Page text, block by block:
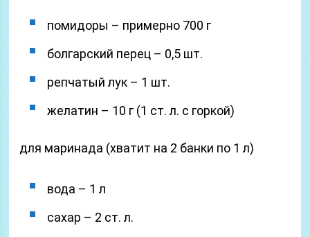
помидоры – примерно 700 г
болгарский перец – 0,5 шт.
репчатый лук – 1 шт.
желатин – 10 г (1 ст. л. с горкой)
для маринада (хватит на 2 банки по 1 л)
вода – 1 л
сахар – 2 ст. л.